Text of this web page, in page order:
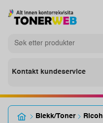
Kontakt kundeservice
Blekk/Toner Ricoh